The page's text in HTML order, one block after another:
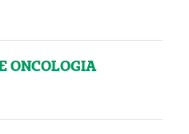
ONCOLOGIA